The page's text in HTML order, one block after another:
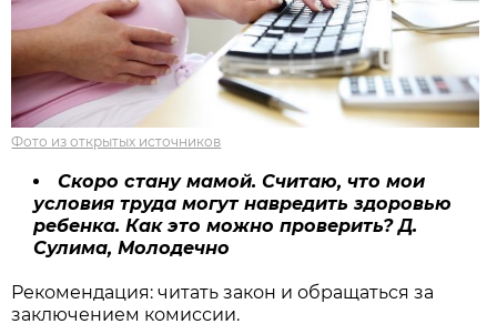
Фото из открытых источников
Скоро стану мамой. Считаю, что мои
условия труда могут навредить здоровью
ребенка. Как это можно проверить? Д.
Сулима, Молодечно
Рекомендация: читать закон и обращаться за
заключением комиссии.